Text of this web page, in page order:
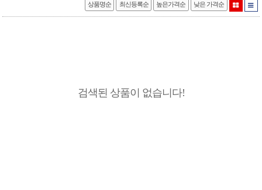
상품명순 최신등록순 높은가격순 낮은 가격순
검색된 상품이 없습니다!